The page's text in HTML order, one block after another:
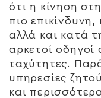
ότι η κίνηση
πιο επικίνδυνη,
αλλά και κατά
αρκετοί
ταχύτητες.
υπηρεσίες
και